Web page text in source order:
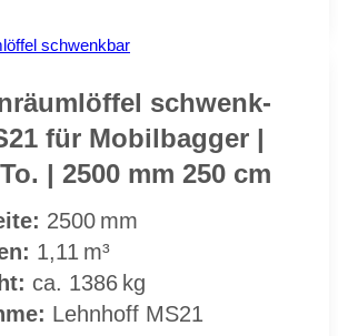
löf­
starr
für
Mo­
bag­
ger
|
19–
schwenk­
für Mo­bil­bag­ger |
| 2500 mm 250 cm
2500 mm
1,11 m³
ca. 1386 kg
Lehn­hoff MS21